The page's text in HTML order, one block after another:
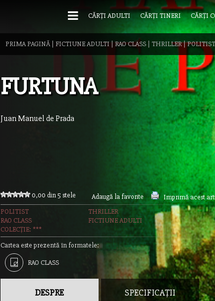
CĂRȚI ADULTI CĂRȚI TINERI CĂRȚI
PRIMA PAGINĂ| FICTIUNE ADULTI RAO CLASS THRILLER|POLITIST
FURTUNA
Juan Manuel de Prada
0,00 din 5 stele Adaugă la favorite
Imprimă acest
POLITIST
THRILLER
RAO CLASS
FICTIUNE ADULTI
COLECȚIE: ***
Cartea este prezentă în formatele:
RAO CLASS
DESPRE SPECIFICAȚII